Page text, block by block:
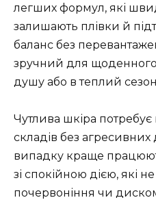
легших формул, які
залишають плівки й
баланс без
зручний для
душу або в теплий
Чутлива шкіра
складів без
випадку краще
зі спокійною дією, які
почервоніння чи